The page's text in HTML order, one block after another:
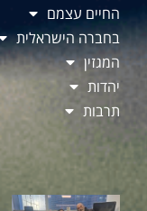
החיים עצמם
בחברה הישראלית
המגזין
יהדות
תרבות